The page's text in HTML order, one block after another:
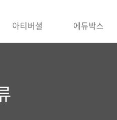
아티버셜 에듀박스